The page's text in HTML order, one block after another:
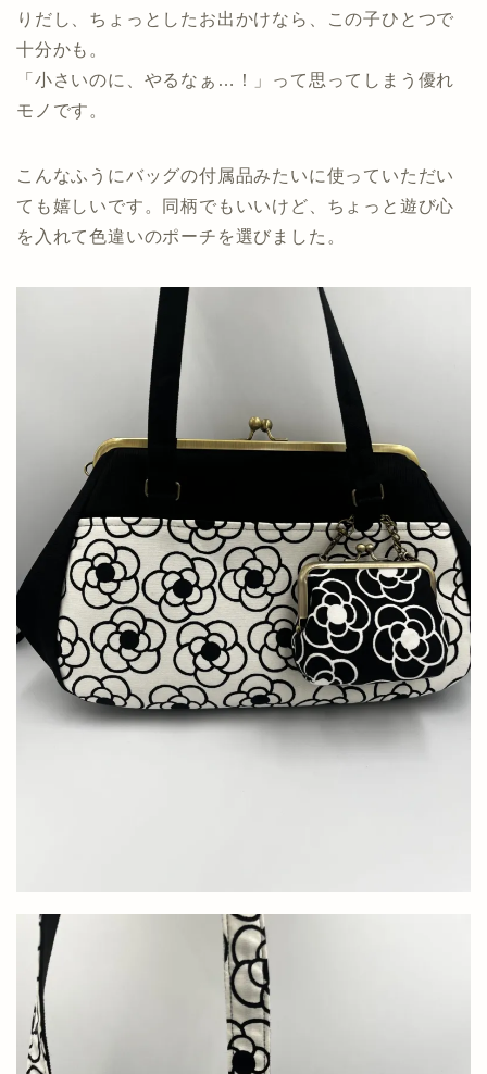
りだし、ちょっとしたお出かけなら、この子ひとつで
十分かも。
「小さいのに、やるなぁ…！」って思ってしまう優れ
モノです。
こんなふうにバッグの付属品みたいに使っていただい
ても嬉しいです。同柄でもいいけど、ちょっと遊び心
を入れて色違いのポーチを選びました。